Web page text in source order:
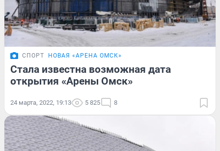
СПОРТ НОВАЯ «АРЕНА ОМСК»
Стала известна возможная дата
открытия «Арены Омск»
24 марта, 2022, 19:13 5 825 8